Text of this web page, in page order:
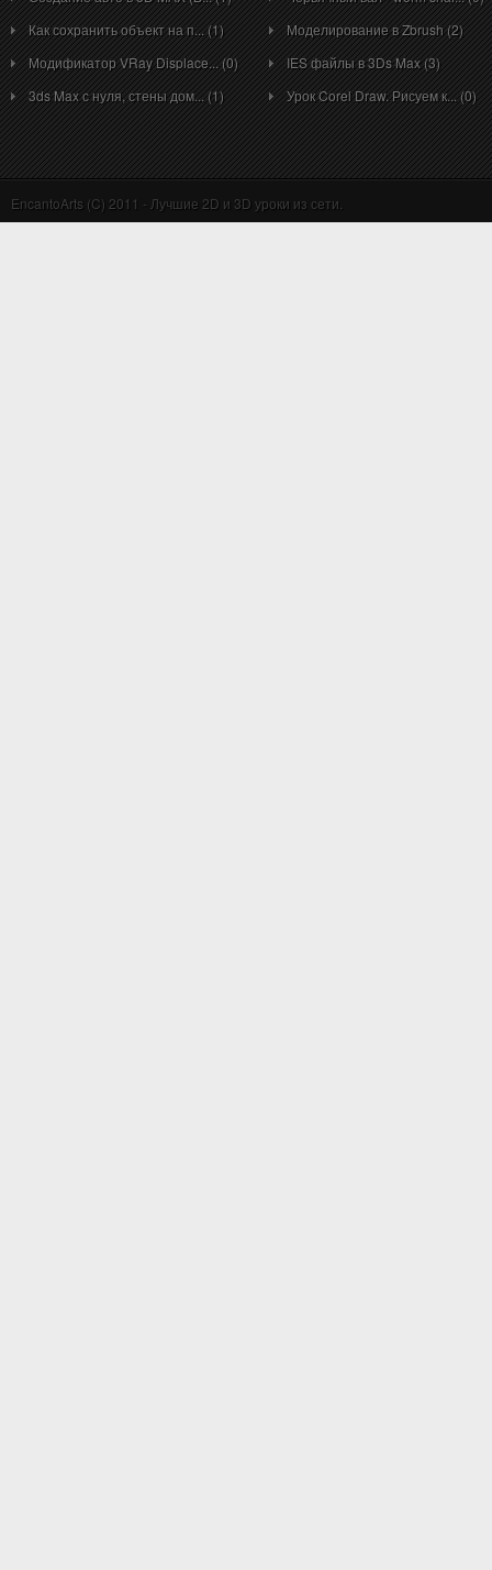
Как сохранить объект на п... (1)
Модификатор VRay Displace... (0)
3ds Max с нуля, стены дом... (1)
Моделирование в Zbrush (2)
IES файлы в 3Ds Max (3)
Урок Corel Draw. Рисуем к... (0)
EncantoArts (C) 2011 - Лучшие 2D и 3D уроки из сети.